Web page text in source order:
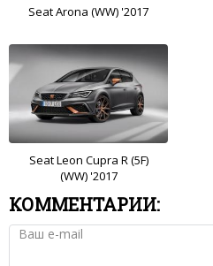
Seat Arona (WW) '2017
Seat Leon Cupra R (5F)
(WW) '2017
КОММЕНТАРИИ:
Ваш e-mail